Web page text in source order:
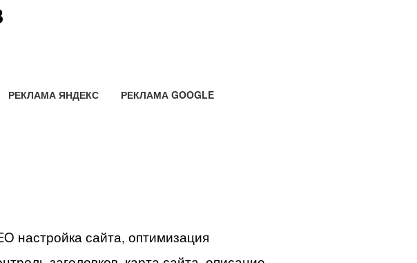
РЕКЛАМА ЯНДЕКС РЕКЛАМА GOOGLE
настройка сайта, оптимизация